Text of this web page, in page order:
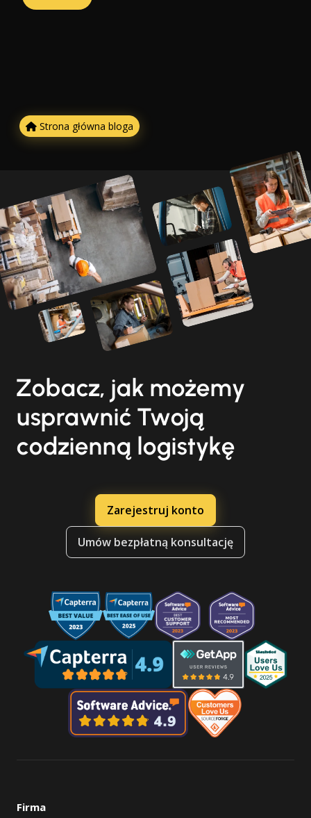
Strona główna bloga
Zobacz, jak możemy
usprawnić Twoją
codzienną logistykę
Zarejestruj konto
Umów bezpłatną konsultację
Firma